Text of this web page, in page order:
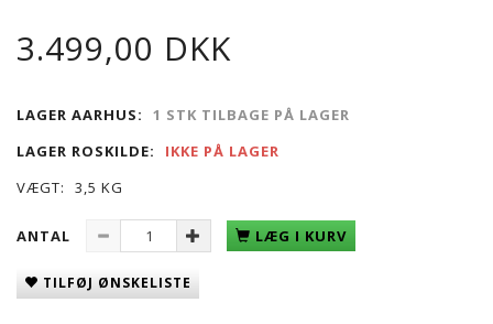
3.499,00 DKK
LAGER AARHUS:
1 STK TILBAGE PÅ LAGER
LAGER ROSKILDE:
IKKE PÅ LAGER
VÆGT:
3,5 KG
ANTAL LÆG I KURV
TILFØJ ØNSKELISTE